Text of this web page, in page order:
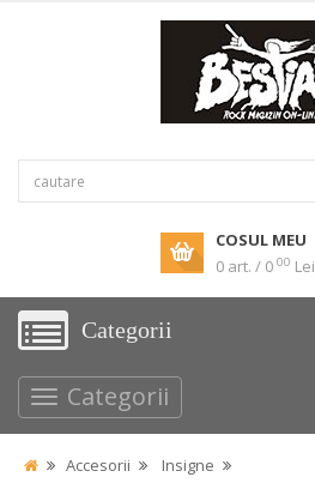
COSUL MEU
0 art. / 0 00 Lei
Categorii
Categorii
Accesorii
Insigne